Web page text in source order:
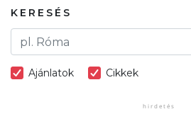
KERESÉS
Ajánlatok Cikkek